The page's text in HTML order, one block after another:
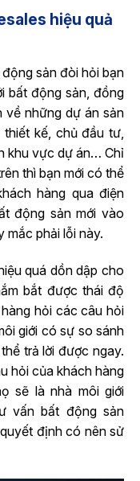
hiệu quả
sản đòi hỏi bạn
bất động sản, đồng
về những dự án sản
kế, chủ đầu tư,
khu vực dự án… Chỉ
thì bạn mới có thể
hàng qua điện
động sản mới vào
mắc phải lỗi này.
quá dồn dập cho
bắt được thái độ
hỏi các câu hỏi
giới có sự so sánh
trả lời được ngay.
hỏi của khách hàng
sẽ là nhà môi giới
vấn bất động sản
định có nên sử